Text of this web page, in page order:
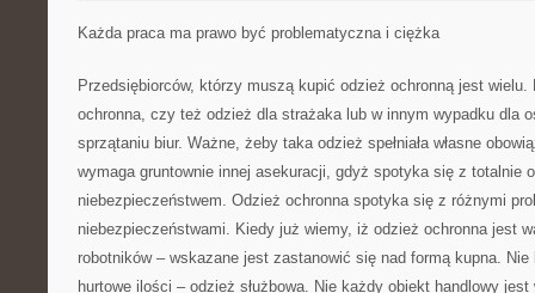
Każda praca ma prawo być problematyczna i ciężka
Przedsiębiorców, którzy muszą kupić odzież ochronną jest
ochronna, czy też odzież dla strażaka lub w innym wypadku dla
sprzątaniu biur. Ważne, żeby taka odzież spełniała własne
wymaga gruntownie innej asekuracji, gdyż spotyka się z totalnie
niebezpieczeństwem. Odzież ochronna spotyka się z różnymi
niebezpieczeństwami. Kiedy już wiemy, iż odzież ochronna jest
robotników – wskazane jest zastanowić się nad formą kupna.
hurtowe ilości – odzież służbowa. Nie każdy obiekt handlowy